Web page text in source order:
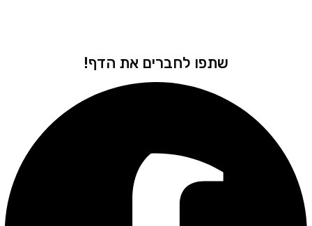
שתפו לחברים את הדף!